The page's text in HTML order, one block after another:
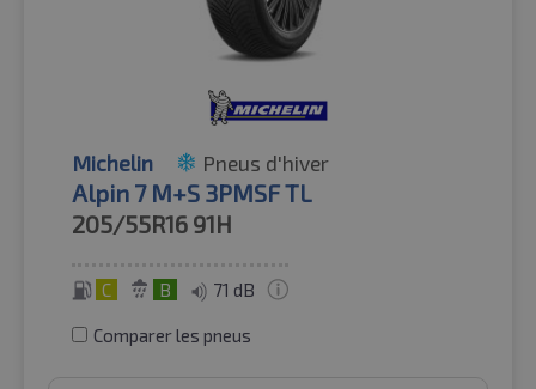
Michelin Pneus d'hiver
Alpin 7 M+S 3PMSF TL
205/55R16 91H
C B 71 dB
Comparer les pneus